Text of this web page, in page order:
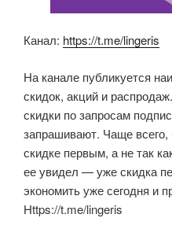
Канал: https://t.me/lingeris
На канале публикуется
скидок, акций и
скидки по запросам
запрашивают. Чаще всего,
скидке первым, а не так
ее увидел — уже скидка
экономить уже сегодня и
Https://t.me/lingeris